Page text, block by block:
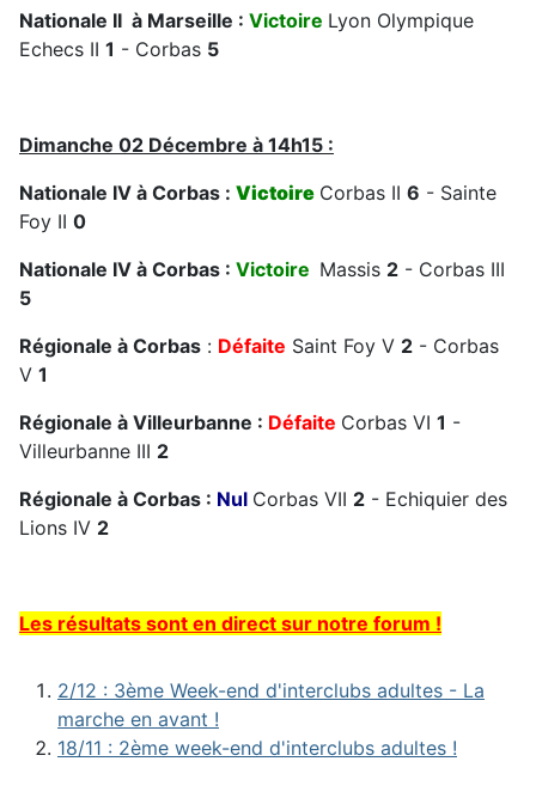
Nationale II à Marseille : Victoire Lyon Olympique
Echecs II 1 - Corbas 5
Dimanche 02 Décembre à 14h15 :
Nationale IV à Corbas : Victoire Corbas II 6 - Sainte
Foy II 0
Nationale IV à Corbas : Victoire Massis 2 - Corbas III
5
Régionale à Corbas : Défaite Saint Foy V 2 - Corbas
V 1
Régionale à Villeurbanne : Défaite Corbas VI 1 -
Villeurbanne III 2
Régionale à Corbas : Nul Corbas VII 2 - Echiquier des
Lions IV 2
Les résultats sont en direct sur notre forum !
2/12 : 3ème Week-end d'interclubs adultes - La
marche en avant !
18/11 : 2ème week-end d'interclubs adultes !